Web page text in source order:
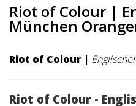
Riot of Colour |
München
Riot of Colour |
Riot of Colour -